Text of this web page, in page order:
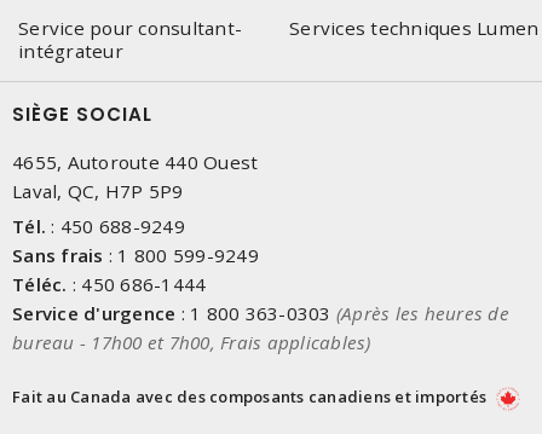
Service pour consultant-
intégrateur
Services techniques Lumen
SIÈGE SOCIAL
4655, Autoroute 440 Ouest
Laval, QC, H7P 5P9
Tél. : 450 688-9249
Sans frais : 1 800 599-9249
Téléc. : 450 686-1444
Service d'urgence : 1 800 363-0303 (Après les heures de
bureau - 17h00 et 7h00, Frais applicables)
Fait au Canada avec des composants canadiens et importés